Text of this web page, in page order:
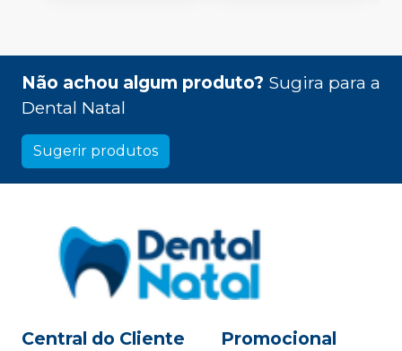
Não achou algum produto? Sugira para a
Dental Natal
Sugerir produtos
Central do Cliente Promocional